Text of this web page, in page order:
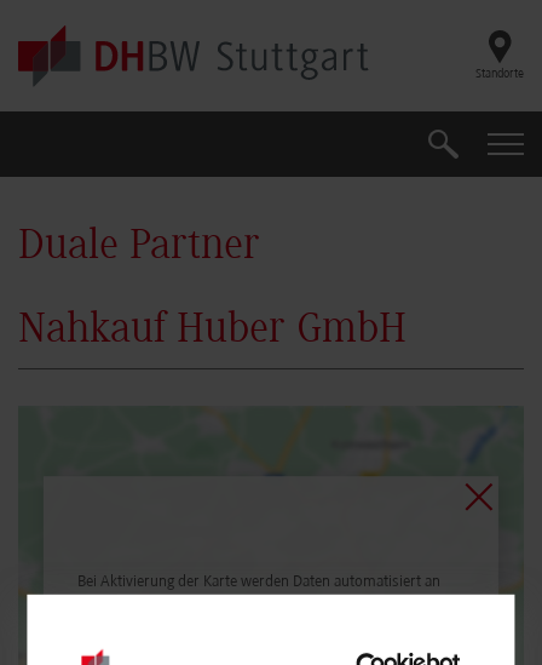
Skip to main content
Standorte
Suche
Duale Partner
Nahkauf Huber GmbH
Bei Aktivierung der Karte werden Daten automatisiert an